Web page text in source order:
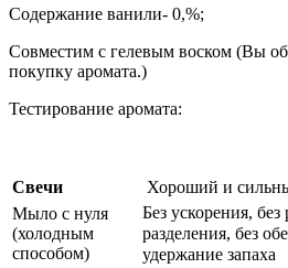
Содержание ванили- 0,%;
Совместим с гелевым воском (Вы
покупку аромата.)
Тестирование аромата:
Свечи
Хороший и
Мыло с нуля
(холодным
способом)
Без ускорения,
разделения, без
удержание запаха